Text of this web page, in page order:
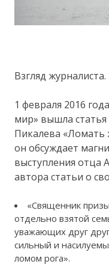
Взгляд журналиста.
1 февраля 2016
мир» вышла
Пикалева «Ломать
он обсуждает
выступления отца
автора статьи о
«Священник
отдельно взятой
уважающих друг
сильный и
ломом рога».